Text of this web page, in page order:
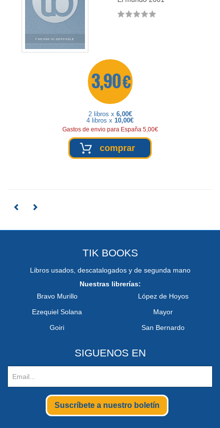
3,90 €
2 libros x 6,00€
4 libros x 10,00€
Gastos de envio para España 5,00€
comprar
TIK BOOKS
Libros usados, descatalogados y de segunda mano
Nuestras librerías:
Bravo Murillo
Ezequiel Solana
Goiri
López de Hoyos
Mayor
San Bernardo
SIGUENOS EN
Suscríbete a nuestro boletín